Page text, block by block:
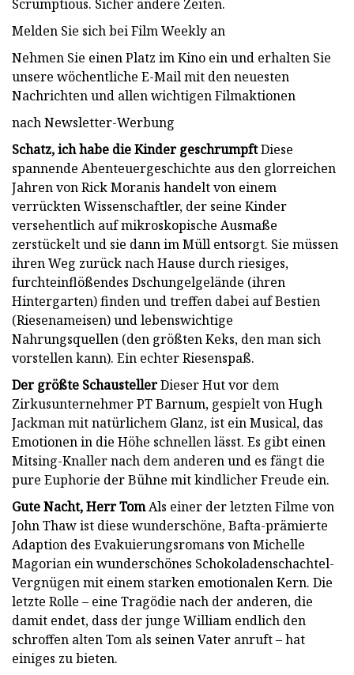
Scrumptious. Sicher andere Zeiten.
Melden Sie sich bei Film Weekly an
Nehmen Sie einen Platz im Kino ein und erhalten Sie
unsere wöchentliche E-Mail mit den neuesten
Nachrichten und allen wichtigen Filmaktionen
nach Newsletter-Werbung
Schatz, ich habe die Kinder geschrumpftDiese
spannende Abenteuergeschichte aus den glorreichen
Jahren von Rick Moranis handelt von einem
verrückten Wissenschaftler, der seine Kinder
versehentlich auf mikroskopische Ausmaße
zerstückelt und sie dann im Müll entsorgt. Sie müssen
ihren Weg zurück nach Hause durch riesiges,
furchteinflößendes Dschungelgelände (ihren
Hintergarten) finden und treffen dabei auf Bestien
(Riesenameisen) und lebenswichtige
Nahrungsquellen (den größten Keks, den man sich
vorstellen kann). Ein echter Riesenspaß.
Der größte SchaustellerDieser Hut vor dem
Zirkusunternehmer PT Barnum, gespielt von Hugh
Jackman mit natürlichem Glanz, ist ein Musical, das
Emotionen in die Höhe schnellen lässt. Es gibt einen
Mitsing-Knaller nach dem anderen und es fängt die
pure Euphorie der Bühne mit kindlicher Freude ein.
Gute Nacht, Herr TomAls einer der letzten Filme von
John Thaw ist diese wunderschöne, Bafta-prämierte
Adaption des Evakuierungsromans von Michelle
Magorian ein wunderschönes Schokoladenschachtel-
Vergnügen mit einem starken emotionalen Kern. Die
letzte Rolle – eine Tragödie nach der anderen, die
damit endet, dass der junge William endlich den
schroffen alten Tom als seinen Vater anruft – hat
einiges zu bieten.